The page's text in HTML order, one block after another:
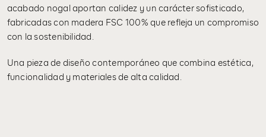
acabado nogal aportan calidez y un carácter sofisticado,
fabricadas con madera FSC 100% que refleja un compromiso
con la sostenibilidad.
Una pieza de diseño contemporáneo que combina estética,
funcionalidad y materiales de alta calidad.